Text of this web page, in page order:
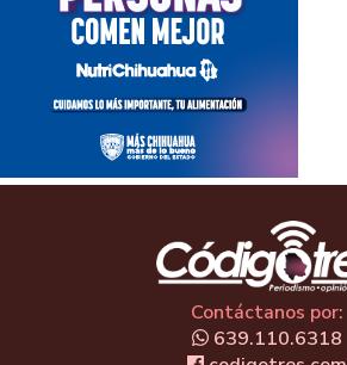
Contáctanos por:
639.110.6318